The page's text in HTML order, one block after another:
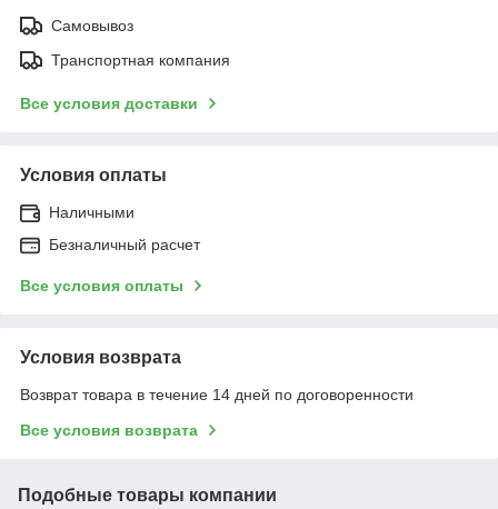
Самовывоз
Транспортная компания
Все условия доставки
Условия оплаты
Наличными
Безналичный расчет
Все условия оплаты
Условия возврата
Возврат товара в течение 14 дней по договоренности
Все условия возврата
Подобные товары компании